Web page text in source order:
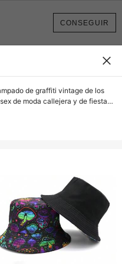
CONSEGUIR
de graffiti vintage de los
de moda callejera y de fiesta